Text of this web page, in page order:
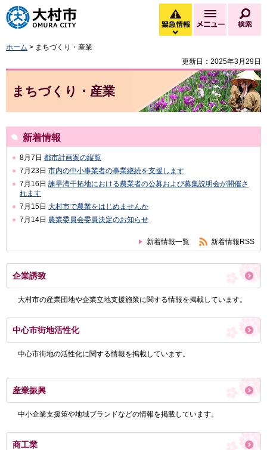
大村市
緊急情報
緊急情報を開く
メニュー
ホーム > まちづくり・産業
更新日：2025年3月29日
まちづくり・産業
新着情報
8月7日 都市計画案の縦覧
7月23日 市内の中小事業者の事業継続を支援します
7月16日 諫早湾干拓地における農業者の公募および募集説明会が開催さ
れます
7月15日 大村市で農業をはじめませんか
7月14日 農業委員会委員決定のお知らせ
新着情報一覧 新着情報RSS
企業誘致
大村市の産業団地や企業立地支援施策に関する情報を掲載しています。
中心市街地活性化
中心市街地の活性化に関する情報を掲載しています。
産業振興
中小企業支援策や地域ブランドなどの情報を掲載しています。
商工業